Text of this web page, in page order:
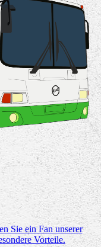
Sie ein Fan unserer
Vorteile.